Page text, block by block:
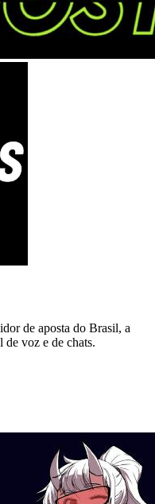
de aposta do Brasil, a
de voz e de chats.